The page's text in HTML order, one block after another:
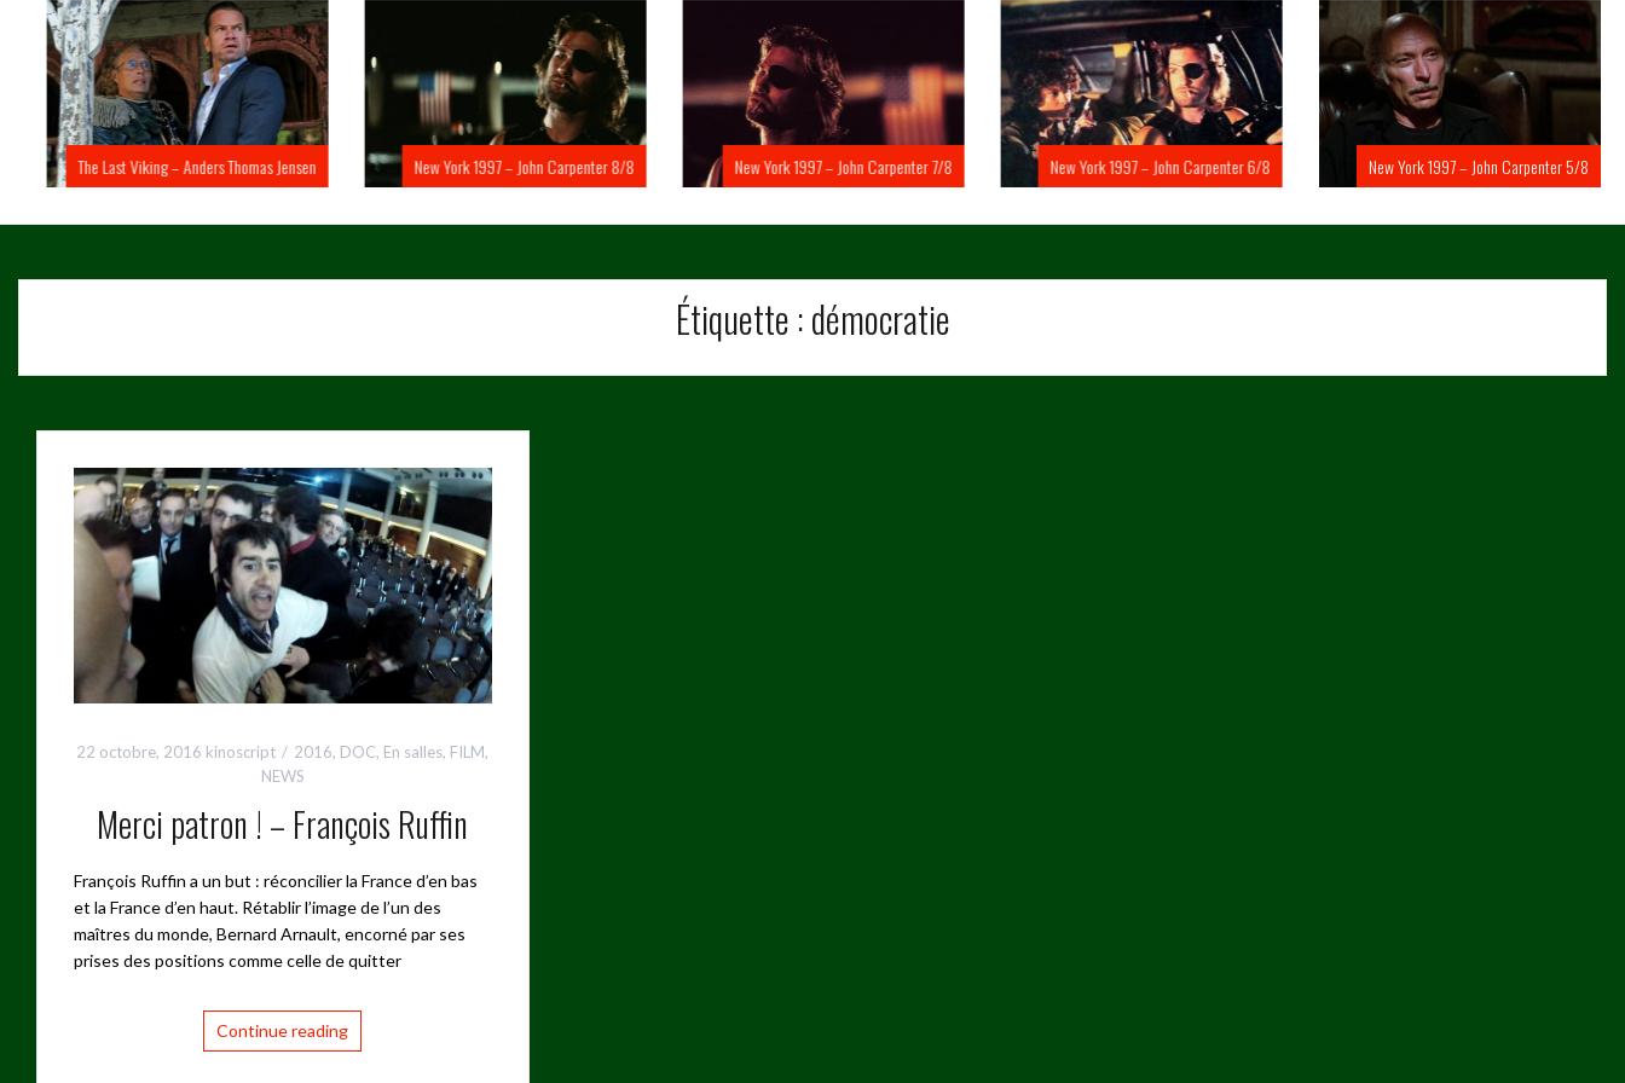
The Last Viking – Anders Thomas Jensen New York 1997 – John Carpenter 8/8 New York 1997 – John Carpenter 7/8 New York 1997 – John Carpenter 6/8 New York 1997 – John Carpenter 5/8
Étiquette :démocratie
22 octobre, 2016 kinoscript 2016, DOC, En salles, FILM,
NEWS
Merci patron ! – François Ruffin
François Ruffin a un but : réconcilier la France d’en bas
et la France d’en haut. Rétablir l’image de l’un des
maîtres du monde, Bernard Arnault, encorné par ses
prises des positions comme celle de quitter
Continue reading